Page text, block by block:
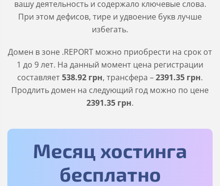
вашу деятельность и содержало ключевые слова.
При этом дефисов, тире и удвоение букв лучше
избегать.
Домен в зоне .REPORT можно приобрести на срок от
1 до 9 лет. На данный момент цена регистрации
составляет538.92 грн, трансфера –2391.35 грн.
Продлить домен на следующий год можно по цене
2391.35 грн.
Месяц хостинга
бесплатно